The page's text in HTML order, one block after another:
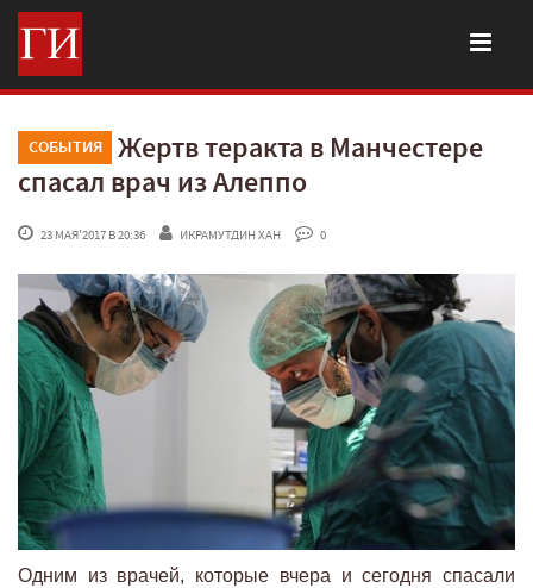
СОБЫТИЯ
Жертв теракта в Манчестере
спасал врач из Алеппо
23 МАЯ'2017 В 20:36 ИКРАМУТДИН ХАН 0
Одним из врачей, которые вчера и сегодня спасали